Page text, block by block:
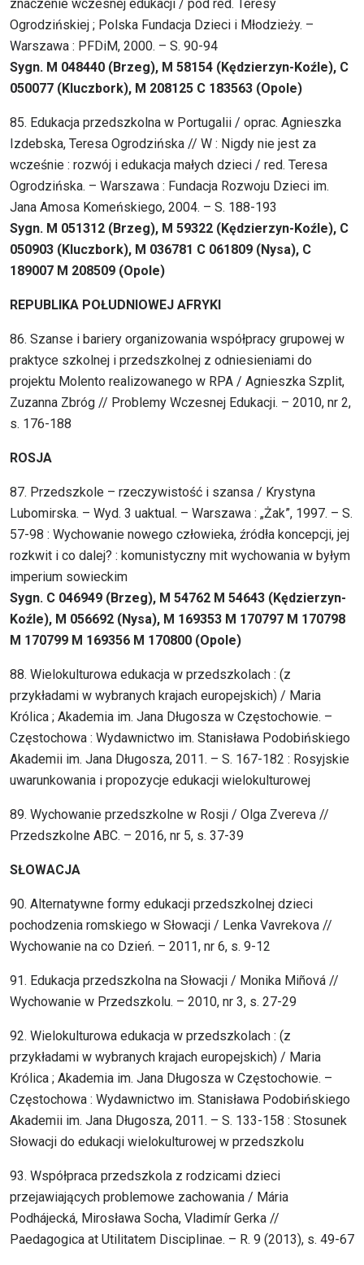
znaczenie wczesnej edukacji / pod red. Teresy
Ogrodzińskiej ; Polska Fundacja Dzieci i Młodzieży. –
Warszawa : PFDiM, 2000. – S. 90-94
Sygn. M 048440 (Brzeg), M 58154 (Kędzierzyn-Koźle), C
050077 (Kluczbork), M 208125 C 183563 (Opole)
85. Edukacja przedszkolna w Portugalii / oprac. Agnieszka
Izdebska, Teresa Ogrodzińska // W : Nigdy nie jest za
wcześnie : rozwój i edukacja małych dzieci / red. Teresa
Ogrodzińska. – Warszawa : Fundacja Rozwoju Dzieci im.
Jana Amosa Komeńskiego, 2004. – S. 188-193
Sygn. M 051312 (Brzeg), M 59322 (Kędzierzyn-Koźle), C
050903 (Kluczbork), M 036781 C 061809 (Nysa), C
189007 M 208509 (Opole)
REPUBLIKA POŁUDNIOWEJ AFRYKI
86. Szanse i bariery organizowania współpracy grupowej w
praktyce szkolnej i przedszkolnej z odniesieniami do
projektu Molento realizowanego w RPA / Agnieszka Szplit,
Zuzanna Zbróg // Problemy Wczesnej Edukacji. – 2010, nr 2,
s. 176-188
ROSJA
87. Przedszkole – rzeczywistość i szansa / Krystyna
Lubomirska. – Wyd. 3 uaktual. – Warszawa : „Żak”, 1997. – S.
57-98 : Wychowanie nowego człowieka, źródła koncepcji, jej
rozkwit i co dalej? : komunistyczny mit wychowania w byłym
imperium sowieckim
Sygn. C 046949 (Brzeg), M 54762 M 54643 (Kędzierzyn-
Koźle), M 056692 (Nysa), M 169353 M 170797 M 170798
M 170799 M 169356 M 170800 (Opole)
88. Wielokulturowa edukacja w przedszkolach : (z
przykładami w wybranych krajach europejskich) / Maria
Królica ; Akademia im. Jana Długosza w Częstochowie. –
Częstochowa : Wydawnictwo im. Stanisława Podobińskiego
Akademii im. Jana Długosza, 2011. – S. 167-182 : Rosyjskie
uwarunkowania i propozycje edukacji wielokulturowej
89. Wychowanie przedszkolne w Rosji / Olga Zvereva //
Przedszkolne ABC. – 2016, nr 5, s. 37-39
SŁOWACJA
90. Alternatywne formy edukacji przedszkolnej dzieci
pochodzenia romskiego w Słowacji / Lenka Vavrekova //
Wychowanie na co Dzień. – 2011, nr 6, s. 9-12
91. Edukacja przedszkolna na Słowacji / Monika Miñová //
Wychowanie w Przedszkolu. – 2010, nr 3, s. 27-29
92. Wielokulturowa edukacja w przedszkolach : (z
przykładami w wybranych krajach europejskich) / Maria
Królica ; Akademia im. Jana Długosza w Częstochowie. –
Częstochowa : Wydawnictwo im. Stanisława Podobińskiego
Akademii im. Jana Długosza, 2011. – S. 133-158 : Stosunek
Słowacji do edukacji wielokulturowej w przedszkolu
93. Współpraca przedszkola z rodzicami dzieci
przejawiających problemowe zachowania / Mária
Podhájecká, Mirosława Socha, Vladimír Gerka //
Paedagogica at Utilitatem Disciplinae. – R. 9 (2013), s. 49-67